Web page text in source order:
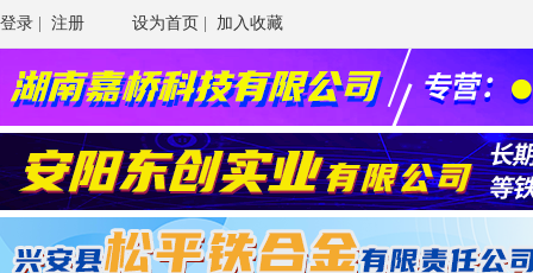
登录 注册 设为首页 加入收藏